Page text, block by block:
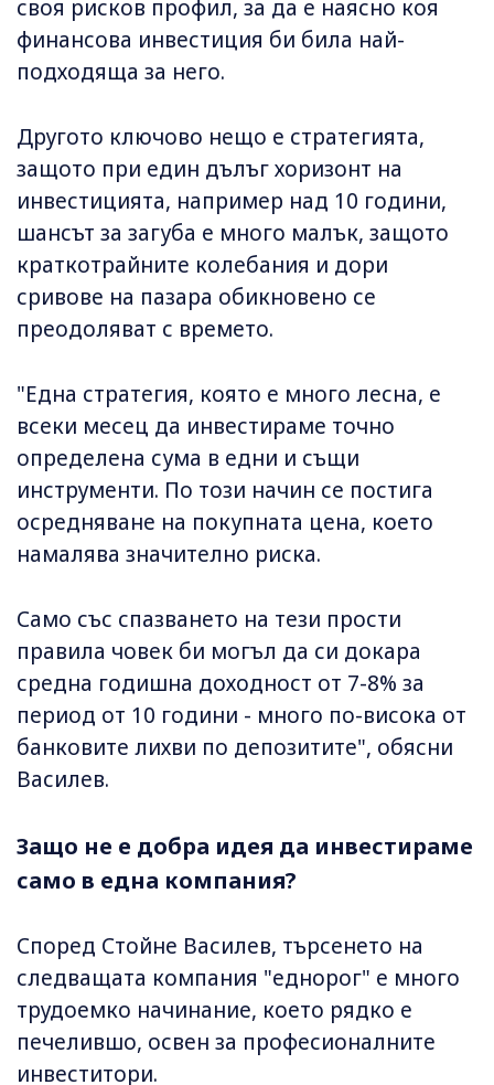
своя рисков профил, за да е наясно коя
финансова инвестиция би била най-
подходяща за него.
Другото ключово нещо е стратегията,
защото при един дълъг хоризонт на
инвестицията, например над 10 години,
шансът за загуба е много малък, защото
краткотрайните колебания и дори
сривове на пазара обикновено се
преодоляват с времето.
"Една стратегия, която е много лесна, е
всеки месец да инвестираме точно
определена сума в едни и същи
инструменти. По този начин се постига
осредняване на покупната цена, което
намалява значително риска.
Само със спазването на тези прости
правила човек би могъл да си докара
средна годишна доходност от 7-8% за
период от 10 години - много по-висока от
банковите лихви по депозитите", обясни
Василев.
Защо не е добра идея да инвестираме
само в една компания?
Според Стойне Василев, търсенето на
следващата компания "еднорог" е много
трудоемко начинание, което рядко е
печелившо, освен за професионалните
инвеститори.